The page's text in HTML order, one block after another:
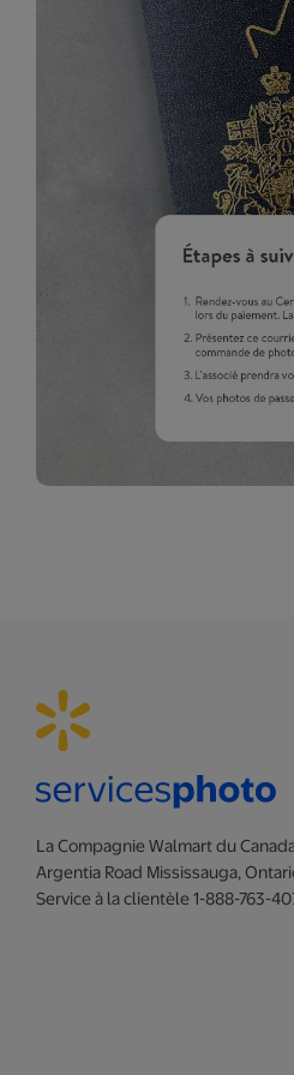
La Compagnie Walmart du
Argentia Road Mississauga,
Service à la clientèle 1-888-763-